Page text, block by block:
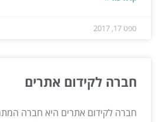
ספט 17, 2017
חברה לקידום אתרים
חברה לקידום אתרים היא חברה